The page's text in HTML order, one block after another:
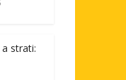
strati: